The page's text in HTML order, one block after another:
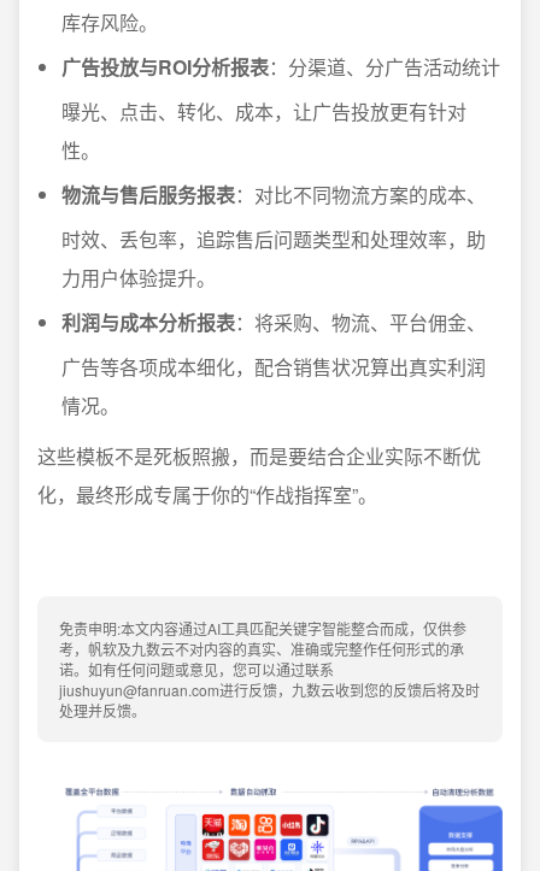
库存风险。
广告投放与ROI分析报表：分渠道、分广告活动统计
曝光、点击、转化、成本，让广告投放更有针对
性。
物流与售后服务报表：对比不同物流方案的成本、
时效、丢包率，追踪售后问题类型和处理效率，助
力用户体验提升。
利润与成本分析报表：将采购、物流、平台佣金、
广告等各项成本细化，配合销售状况算出真实利润
情况。
这些模板不是死板照搬，而是要结合企业实际不断优
化，最终形成专属于你的“作战指挥室”。
免责申明:本文内容通过AI工具匹配关键字智能整合而成，仅供参
考，帆软及九数云不对内容的真实、准确或完整作任何形式的承
诺。如有任何问题或意见，您可以通过联系
jiushuyun@fanruan.com进行反馈，九数云收到您的反馈后将及时
处理并反馈。